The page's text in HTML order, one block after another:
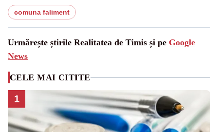
comuna faliment
Urmărește știrile Realitatea de Timis și pe Google
News
CELE MAI CITITE
1